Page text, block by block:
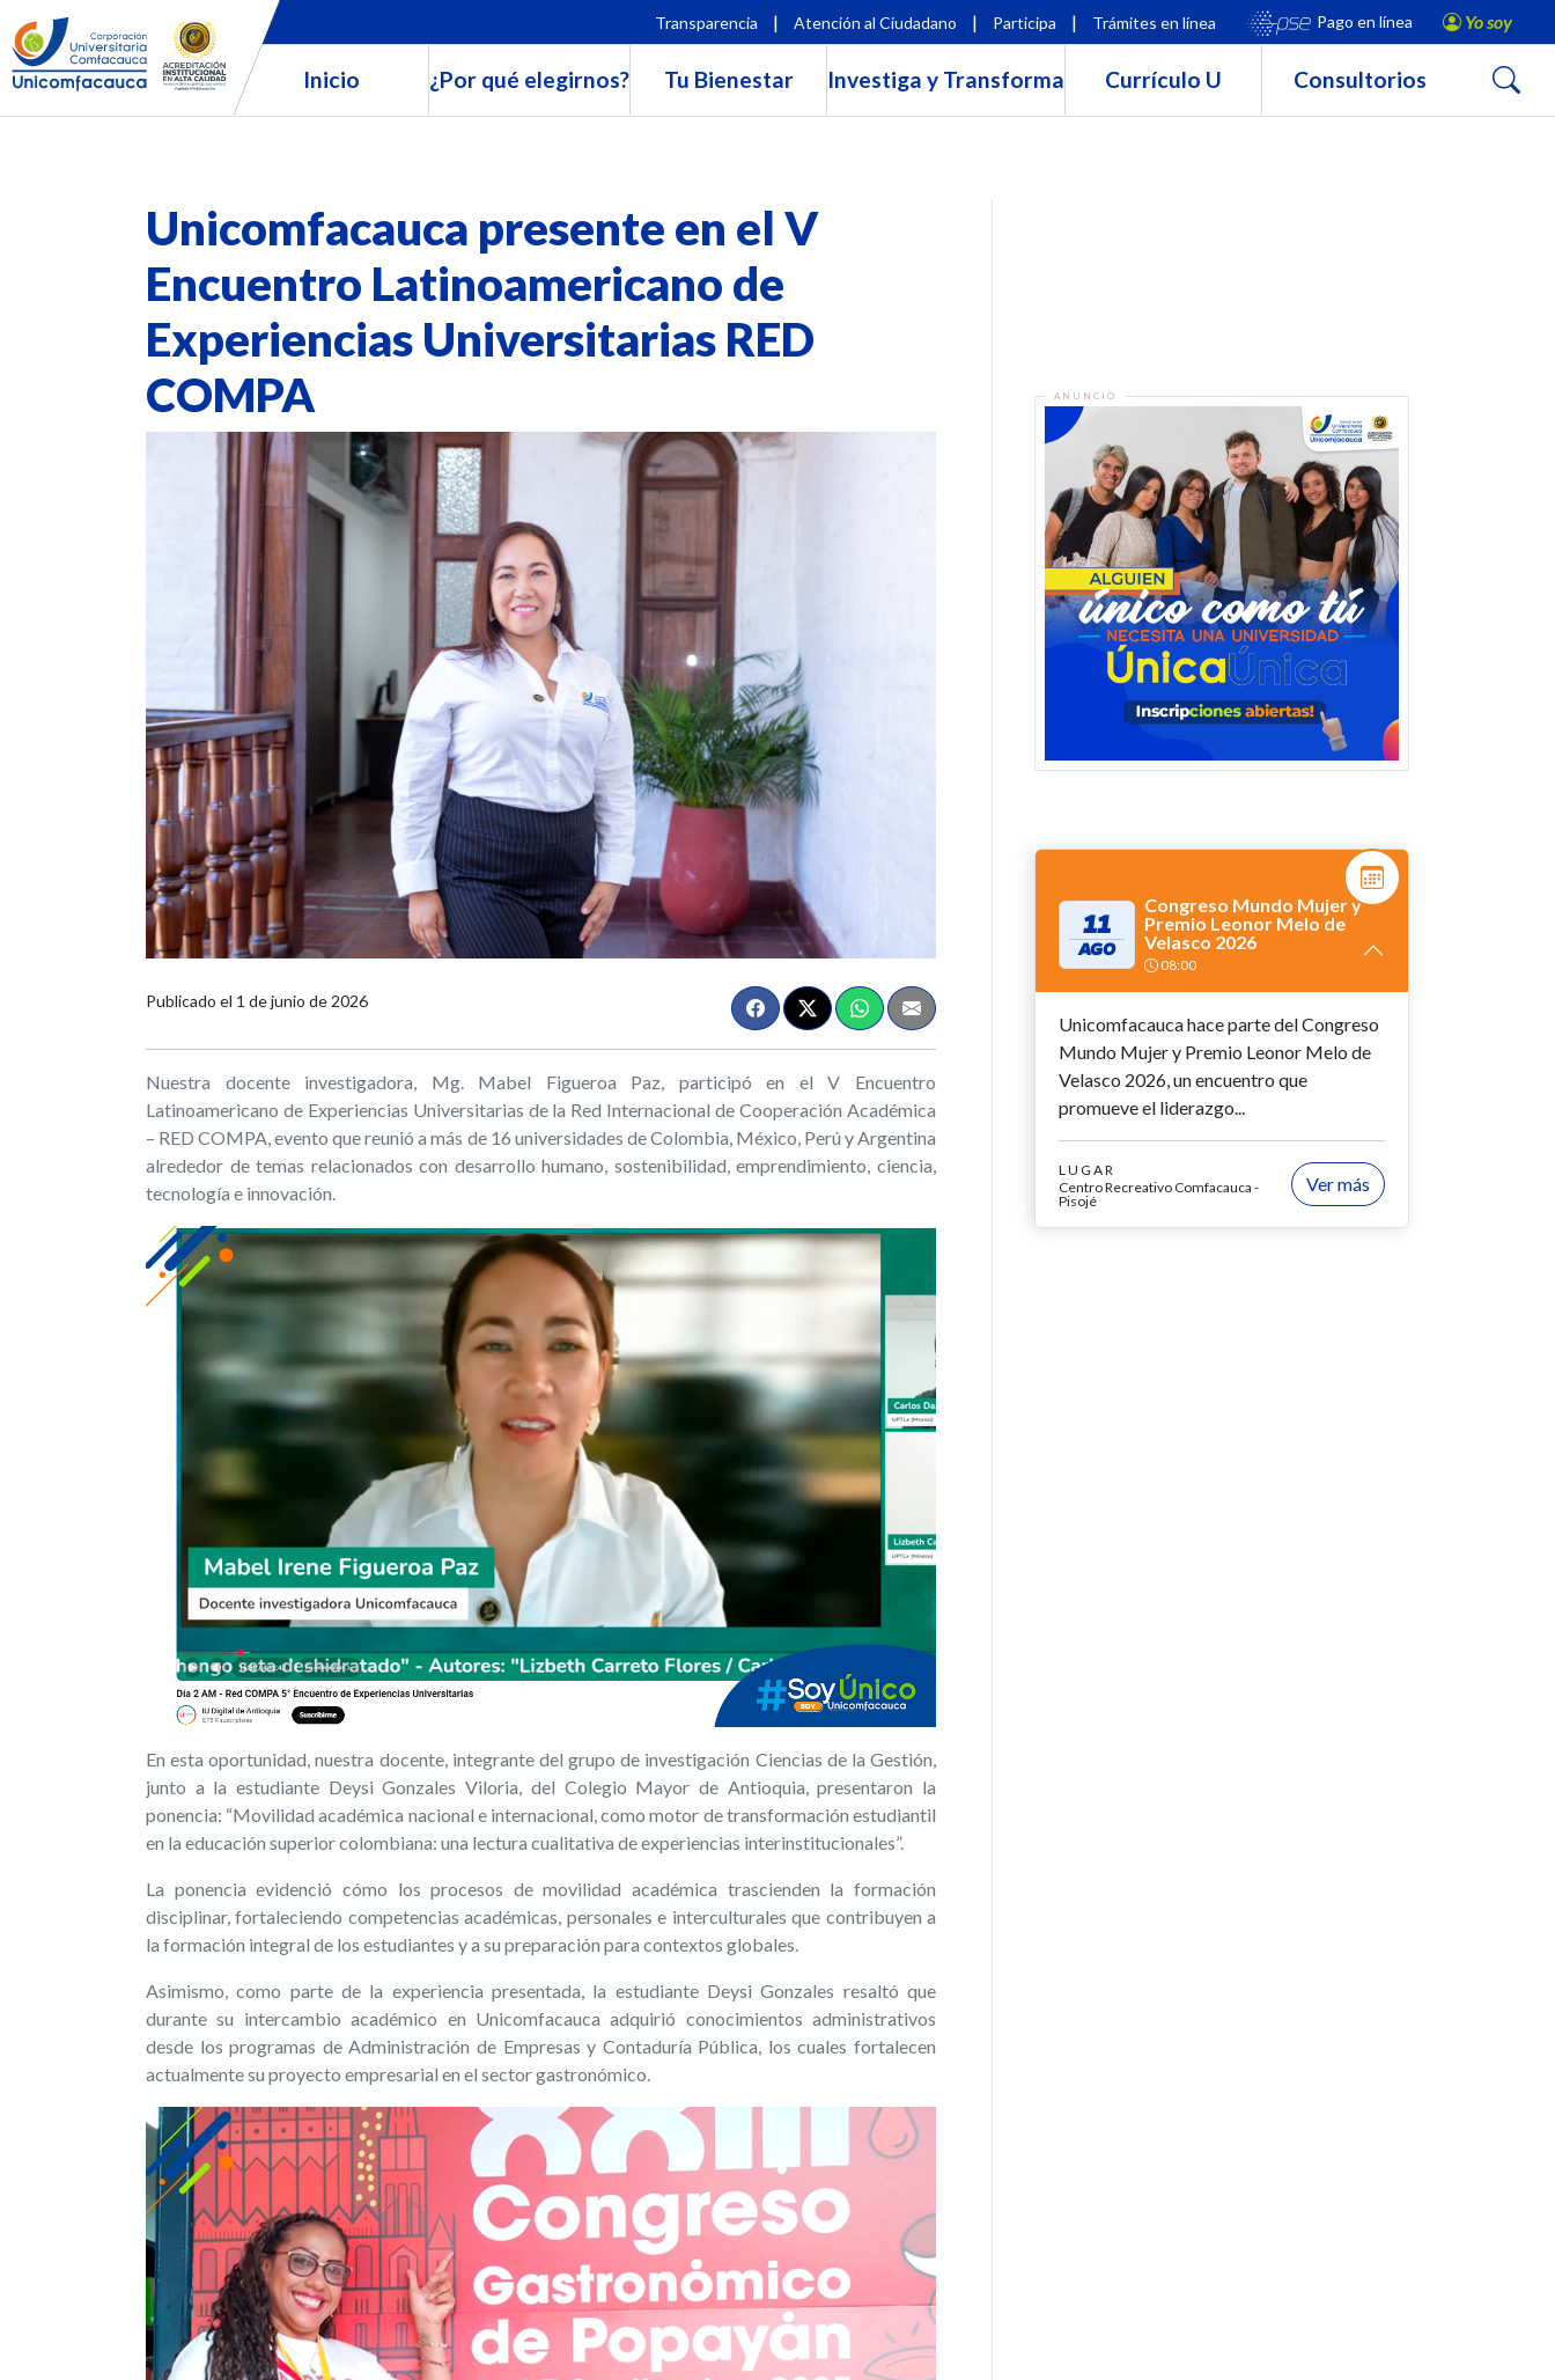
Transparencia | Atención al Ciudadano | Participa | Trámites en línea Pago en línea Yo soy
Inicio ¿Por qué elegirnos? Tu Bienestar Investiga y Transforma Currículo U Consultorios Buscar
Unicomfacauca presente en el V
Encuentro Latinoamericano de
Experiencias Universitarias RED
COMPA
Publicado el 1 de junio de 2026
Nuestra docente investigadora, Mg. Mabel Figueroa Paz, participó en el V Encuentro
Latinoamericano de Experiencias Universitarias de la Red Internacional de Cooperación Académica
– RED COMPA, evento que reunió a más de 16 universidades de Colombia, México, Perú y Argentina
alrededor de temas relacionados con desarrollo humano, sostenibilidad, emprendimiento, ciencia,
tecnología e innovación.
En esta oportunidad, nuestra docente, integrante del grupo de investigación Ciencias de la Gestión,
junto a la estudiante Deysi Gonzales Viloria, del Colegio Mayor de Antioquia, presentaron la
ponencia: “Movilidad académica nacional e internacional, como motor de transformación estudiantil
en la educación superior colombiana: una lectura cualitativa de experiencias interinstitucionales”.
La ponencia evidenció cómo los procesos de movilidad académica trascienden la formación
disciplinar, fortaleciendo competencias académicas, personales e interculturales que contribuyen a
la formación integral de los estudiantes y a su preparación para contextos globales.
Asimismo, como parte de la experiencia presentada, la estudiante Deysi Gonzales resaltó que
durante su intercambio académico en Unicomfacauca adquirió conocimientos administrativos
desde los programas de Administración de Empresas y Contaduría Pública, los cuales fortalecen
actualmente su proyecto empresarial en el sector gastronómico.
11
AGO
Congreso Mundo Mujer y
Premio Leonor Melo de
Velasco 2026
08:00
Unicomfacauca hace parte del Congreso
Mundo Mujer y Premio Leonor Melo de
Velasco 2026, un encuentro que
promueve el liderazgo...
LUGAR
Centro Recreativo Comfacauca -
Pisojé
Ver más